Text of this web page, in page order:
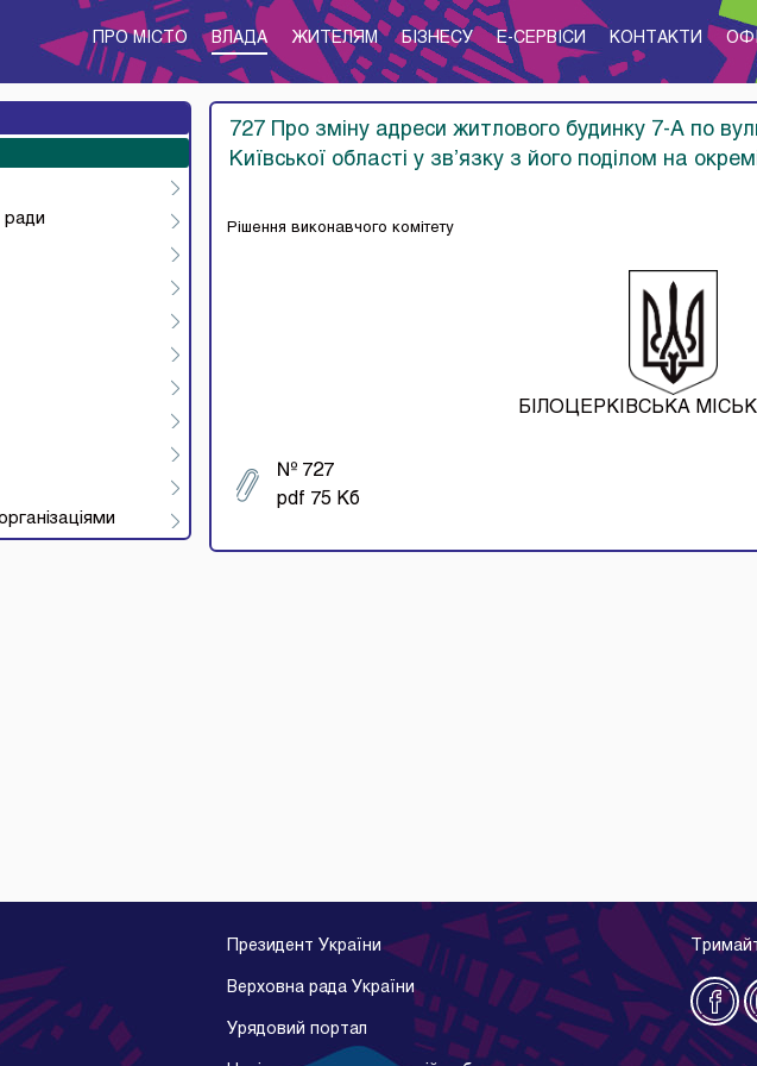
ПРО МІСТО ВЛАДА ЖИТЕЛЯМ БІЗНЕСУ E-CЕРВІСИ КОНТАКТИ
ради
727 Про зміну адреси житлового будинку 7-А по
Київської області у зв’язку з його поділом на
Рішення виконавчого комітету
БІЛОЦЕРКІВСЬКА
№ 727
pdf 75 Кб
Президент України
Верховна рада України
Урядовий портал